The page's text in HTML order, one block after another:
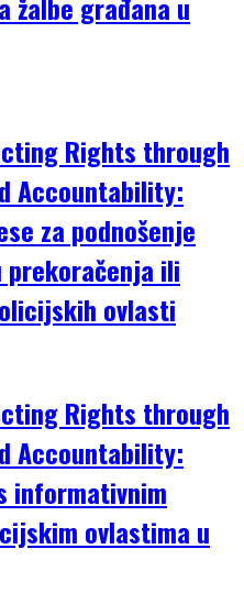
žalbe građana u
Rights through
Accountability:
za podnošenje
prekoračenja ili
ovlasti
Rights through
Accountability:
informativnim
ovlastima u